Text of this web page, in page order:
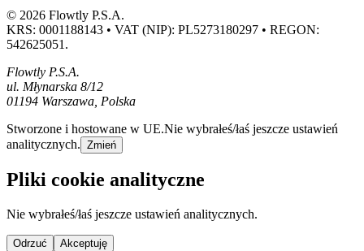
© 2026 Flowtly P.S.A.
KRS: 0001188143 • VAT (NIP): PL5273180297 • REGON:
542625051.
Flowtly P.S.A.
ul. Młynarska 8/12
01194 Warszawa, Polska
Stworzone i hostowane w UE.Nie wybrałeś/łaś jeszcze ustawień
analitycznych. Zmień
Pliki cookie analityczne
Nie wybrałeś/łaś jeszcze ustawień analitycznych.
Odrzuć Akceptuję